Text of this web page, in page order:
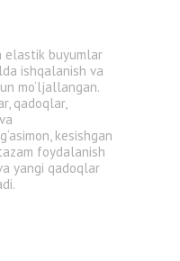
elastik buyumlar
ishqalanish va
mo‘ljallangan.
qadoqlar,
kesishgan
foydalanish
yangi qadoqlar